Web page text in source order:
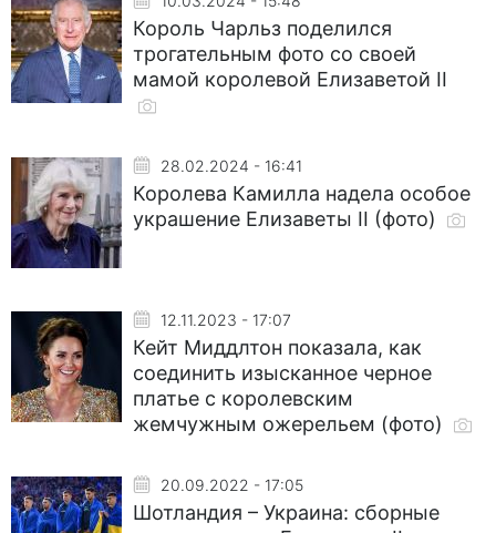
Король Чарльз поделился
трогательным фото со своей
мамой королевой Елизаветой II
28.02.2024 - 16:41
Королева Камилла надела особое
украшение Елизаветы II (фото)
12.11.2023 - 17:07
Кейт Миддлтон показала, как
соединить изысканное черное
платье с королевским
жемчужным ожерельем (фото)
20.09.2022 - 17:05
Шотландия – Украина: сборные